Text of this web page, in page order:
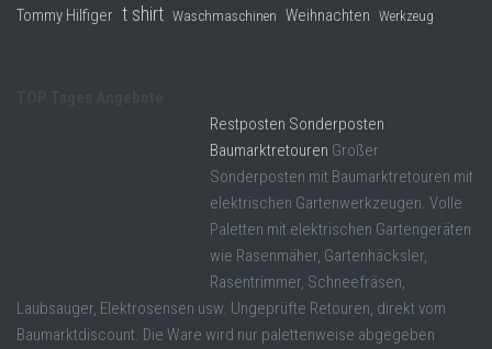
Tommy Hilfiger t shirt Waschmaschinen Weihnachten Werkzeug
Restposten Sonderposten
Baumarktretouren Großer
Sonderposten mit Baumarktretouren mit
elektrischen Gartenwerkzeugen. Volle
Paletten mit elektrischen Gartengeräten
wie Rasenmäher, Gartenhäcksler,
Rasentrimmer, Schneefräsen,
Laubsauger, Elektrosensen usw. Ungeprüfte Retouren, direkt vom
Baumarktdiscount. Die Ware wird nur palettenweise abgegeben